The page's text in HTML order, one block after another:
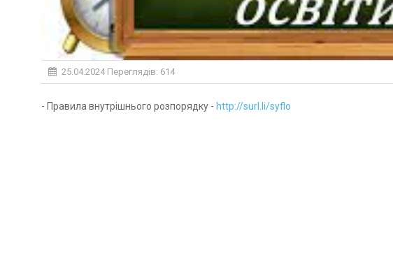
25.04.2024Переглядів: 614
- Правила внутрішнього розпорядку - http://surl.li/syflo